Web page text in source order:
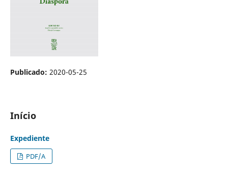
Publicado: 2020-05-25
Início
Expediente
PDF/A